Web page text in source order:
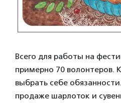
Всего для работы на
примерно 70
выбрать себе
продаже шарлоток и